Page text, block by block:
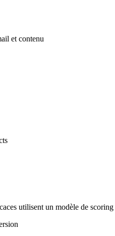
et contenu
utilisent un modèle de